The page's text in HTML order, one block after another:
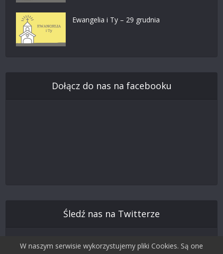
Ewangelia i Ty – 29 grudnia
Dołącz do nas na facebooku
Śledź nas na Twitterze
W naszym serwisie wykorzystujemy pliki Cookies. Są one